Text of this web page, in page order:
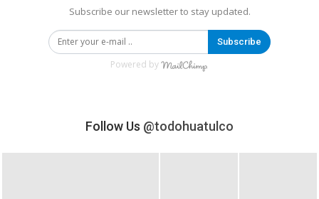
Subscribe our newsletter to stay updated.
Subscribe
Powered by
Follow Us @todohuatulco